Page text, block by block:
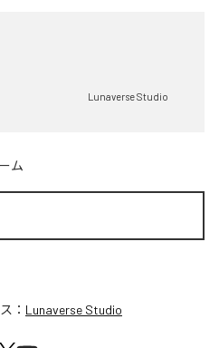
Lunaverse Studio
ム
： Lunaverse Studio